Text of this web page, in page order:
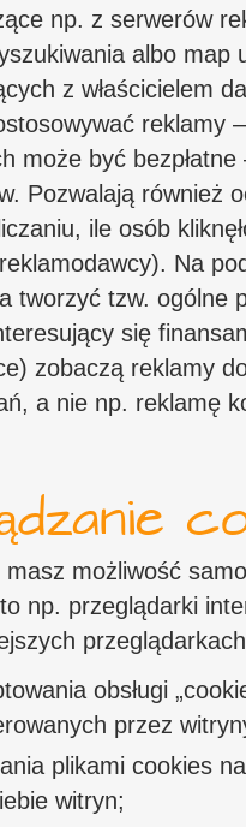
np. z serwerów
albo
z właścicielem
reklamy
może być
Pozwalają również
ile osób
Na
tworzyć tzw. ogólne
się
zobaczą reklamy
a nie np. reklamę
możliwość
np. przeglądarki
obsługi
przez
plikami cookies
witryn;